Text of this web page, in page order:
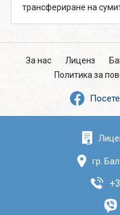
трансфериране на
За нас Лиценз
Политика за
гр.